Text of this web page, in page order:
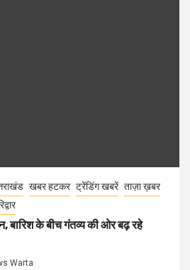
खबर हटकर ट्रेंडिंग खबरें ताज़ा ख़बर
बारिश के बीच गंतव्य की ओर बढ़ रहे
Warta